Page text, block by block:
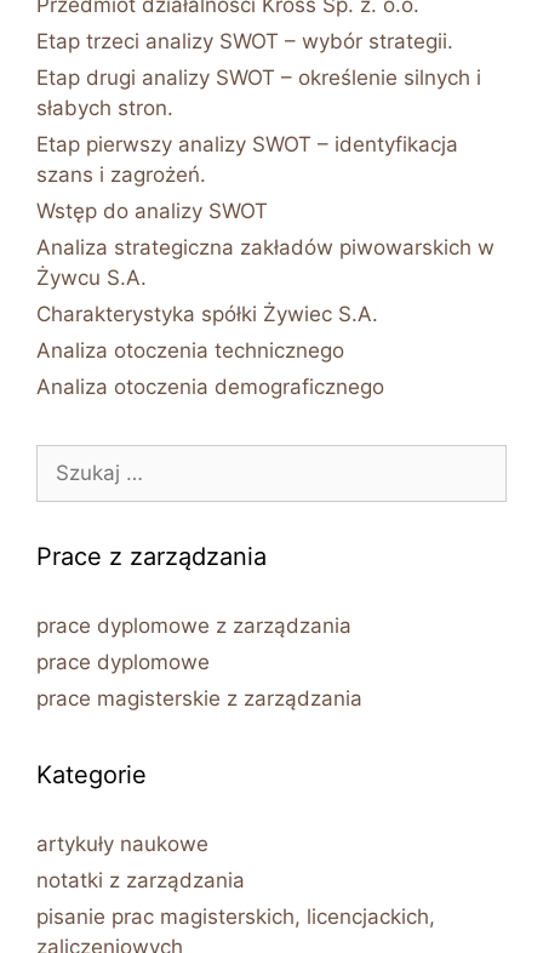
Przedmiot działalności Kross Sp. z. o.o.
Etap trzeci analizy SWOT – wybór strategii.
Etap drugi analizy SWOT – określenie silnych i
słabych stron.
Etap pierwszy analizy SWOT – identyfikacja
szans i zagrożeń.
Wstęp do analizy SWOT
Analiza strategiczna zakładów piwowarskich w
Żywcu S.A.
Charakterystyka spółki Żywiec S.A.
Analiza otoczenia technicznego
Analiza otoczenia demograficznego
Szukaj:
Prace z zarządzania
prace dyplomowe z zarządzania
prace dyplomowe
prace magisterskie z zarządzania
Kategorie
artykuły naukowe
notatki z zarządzania
pisanie prac magisterskich, licencjackich,
zaliczeniowych